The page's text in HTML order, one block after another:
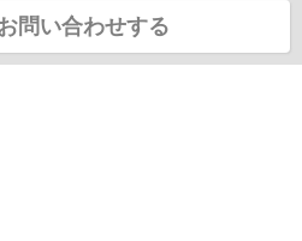
問い合わせする